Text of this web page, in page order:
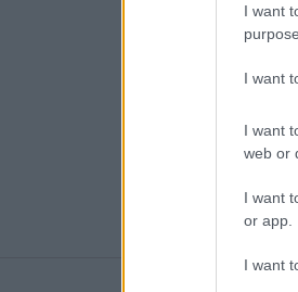
I want
I want
I want
web or
I want
or app.
I want